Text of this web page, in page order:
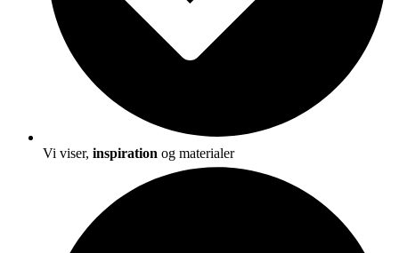
Vi viser, inspiration og materialer